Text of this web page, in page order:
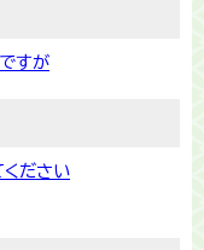
すが
ください